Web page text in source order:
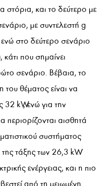
στόρια, και το δεύτερο με
με συντελεστή g
στο δεύτερο σενάριο
που σημαίνει
σενάριο. Βέβαια, το
θέματος είναι να
kW, ενώ για την
περιορίζονται αισθητά
συστήματος
της τάξης των 26,3 kW.
ενέργειας, και η πιο
από τη μειωμένη